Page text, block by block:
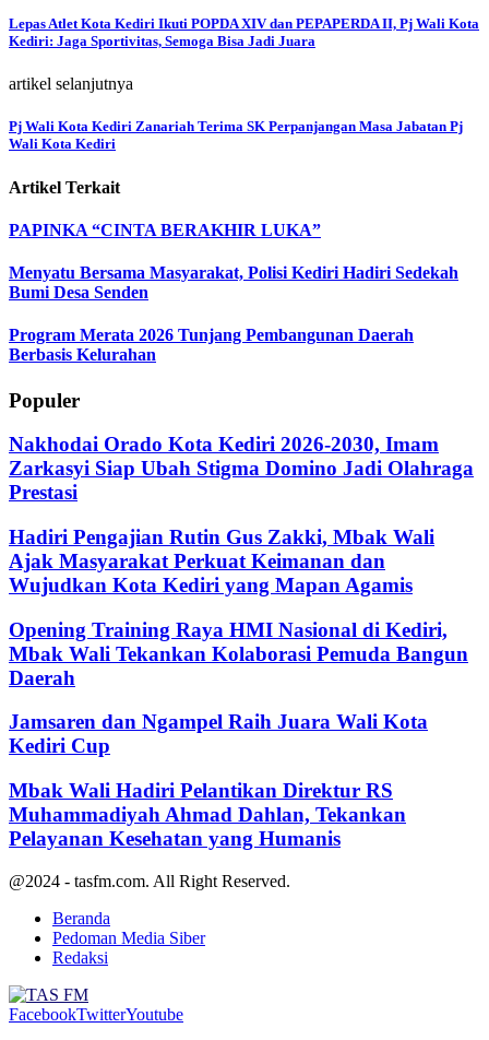
Lepas Atlet Kota Kediri Ikuti POPDA XIV dan PEPAPERDA II, Pj Wali Kota
Kediri: Jaga Sportivitas, Semoga Bisa Jadi Juara
artikel selanjutnya
Pj Wali Kota Kediri Zanariah Terima SK Perpanjangan Masa Jabatan Pj
Wali Kota Kediri
Artikel Terkait
PAPINKA “CINTA BERAKHIR LUKA”
Menyatu Bersama Masyarakat, Polisi Kediri Hadiri Sedekah
Bumi Desa Senden
Program Merata 2026 Tunjang Pembangunan Daerah
Berbasis Kelurahan
Populer
Nakhodai Orado Kota Kediri 2026-2030, Imam
Zarkasyi Siap Ubah Stigma Domino Jadi Olahraga
Prestasi
Hadiri Pengajian Rutin Gus Zakki, Mbak Wali
Ajak Masyarakat Perkuat Keimanan dan
Wujudkan Kota Kediri yang Mapan Agamis
Opening Training Raya HMI Nasional di Kediri,
Mbak Wali Tekankan Kolaborasi Pemuda Bangun
Daerah
Jamsaren dan Ngampel Raih Juara Wali Kota
Kediri Cup
Mbak Wali Hadiri Pelantikan Direktur RS
Muhammadiyah Ahmad Dahlan, Tekankan
Pelayanan Kesehatan yang Humanis
@2024 - tasfm.com. All Right Reserved.
Beranda
Pedoman Media Siber
Redaksi
FacebookTwitterYoutube